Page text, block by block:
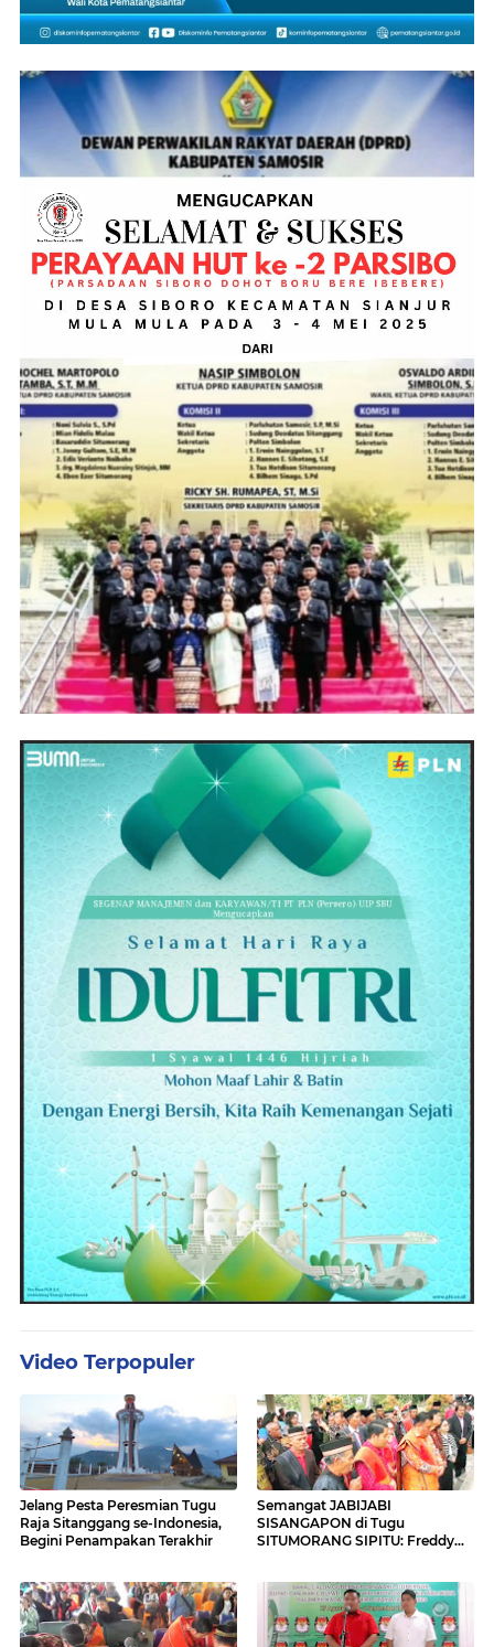
Video Terpopuler
Jelang Pesta Peresmian Tugu
Raja Sitanggang se-Indonesia,
Begini Penampakan Terakhir
Semangat JABIJABI
SISANGAPON di Tugu
SITUMORANG SIPITU: Freddy